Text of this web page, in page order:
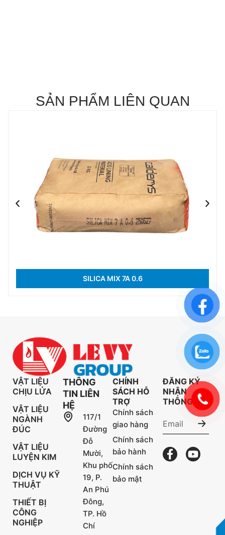
SẢN PHẨM LIÊN QUAN
SILICA MIX 7A 0.6
VẬT LIỆU
CHỊU LỬA
VẬT LIỆU
NGÀNH
ĐÚC
VẬT LIỆU
LUYỆN KIM
DỊCH VỤ KỸ
THUẬT
THIẾT BỊ
CÔNG
NGHIỆP
THÔNG
TIN LIÊN
HỆ
117/1
Đường
Đỗ
Mười,
Khu phố
19, P.
An Phú
Đông,
TP. Hồ
Chí
CHÍNH
SÁCH HỖ
TRỢ
Chính sách
giao hàng
Chính sách
bảo hành
Chính sách
bảo mật
ĐĂNG KÝ
NHẬN
THÔNG TIN